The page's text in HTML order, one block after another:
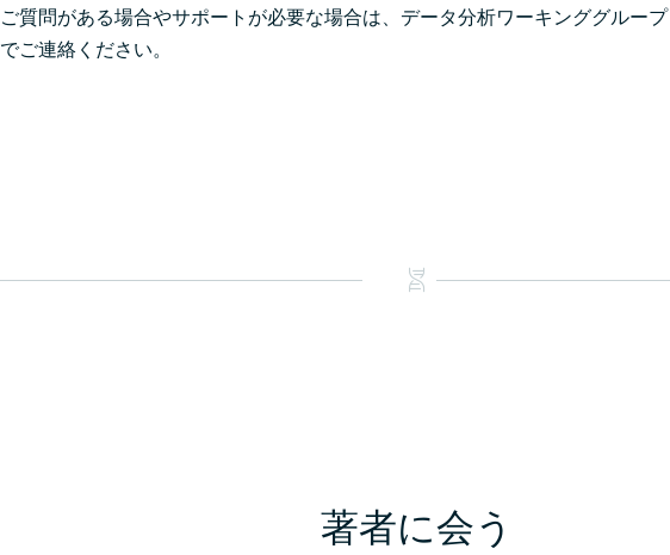
ご質問がある場合やサポートが必要な場合は、データ分析ワーキンググループ
でご連絡ください。
著者に会う